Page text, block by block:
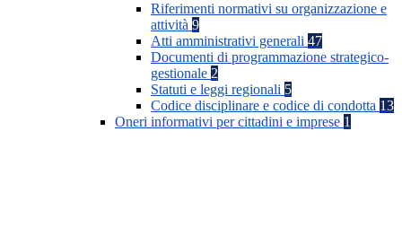
Riferimenti normativi su organizzazione e
attività 9
Atti amministrativi generali 47
Documenti di programmazione strategico-
gestionale 2
Statuti e leggi regionali 5
Codice disciplinare e codice di condotta 13
Oneri informativi per cittadini e imprese 1